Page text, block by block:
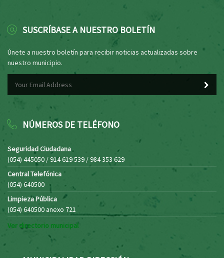
SUSCRÍBASE A NUESTRO BOLETÍN
Únete a nuestro boletín para recibir noticias actualizadas sobre
nuestro municipio.
NÚMEROS DE TELÉFONO
Seguridad Ciudadana
(054) 445050 / 914 619 539 / 984 353 629
Central Telefónica
(054) 640500
Limpieza Pública
(054) 640500 anexo 721
Ver directorio municipal